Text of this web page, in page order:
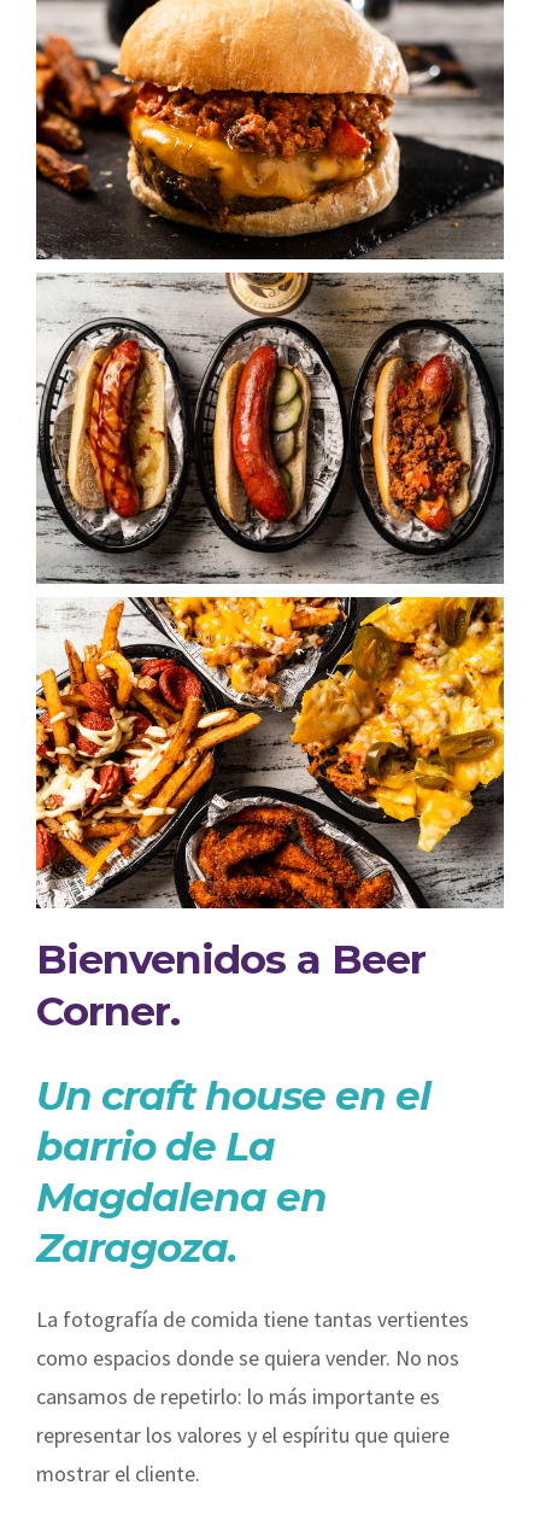
Bienvenidos a Beer
Corner.
Un craft house en el
barrio de La
Magdalena en
Zaragoza.
La fotografía de comida tiene tantas vertientes
como espacios donde se quiera vender. No nos
cansamos de repetirlo: lo más importante es
representar los valores y el espíritu que quiere
mostrar el cliente.